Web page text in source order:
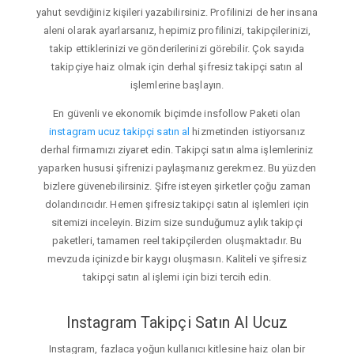
yahut sevdiğiniz kişileri yazabilirsiniz. Profilinizi de her insana
aleni olarak ayarlarsanız, hepimiz profilinizi, takipçilerinizi,
takip ettiklerinizi ve gönderilerinizi görebilir. Çok sayıda
takipçiye haiz olmak için derhal şifresiz takipçi satın al
işlemlerine başlayın.
En güvenli ve ekonomik biçimde insfollow Paketi olan
instagram ucuz takipçi satın al hizmetinden istiyorsanız
derhal firmamızı ziyaret edin. Takipçi satın alma işlemleriniz
yaparken hususi şifrenizi paylaşmanız gerekmez. Bu yüzden
bizlere güvenebilirsiniz. Şifre isteyen şirketler çoğu zaman
dolandırıcıdır. Hemen şifresiz takipçi satın al işlemleri için
sitemizi inceleyin. Bizim size sunduğumuz aylık takipçi
paketleri, tamamen reel takipçilerden oluşmaktadır. Bu
mevzuda içinizde bir kaygı oluşmasın. Kaliteli ve şifresiz
takipçi satın al işlemi için bizi tercih edin.
Instagram Takipçi Satın Al Ucuz
Instagram, fazlaca yoğun kullanıcı kitlesine haiz olan bir